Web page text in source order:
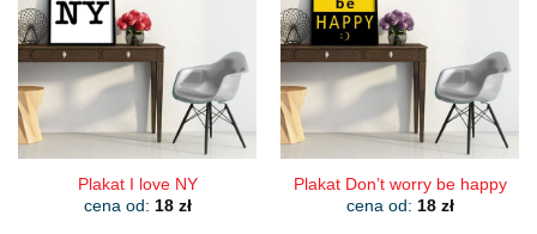
Opcje
można
wybrać
na
stronie
produktu
Opcje
można
wybrać
na
stronie
produktu
Plakat I love NY
cena od: 18 zł
Plakat Don’t worry be happy
cena od: 18 zł